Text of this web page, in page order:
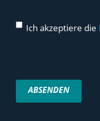
Ich akzeptiere die